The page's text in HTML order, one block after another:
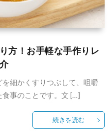
方！お手軽な手作りレ
細かくすりつぶして、咀嚼
事のことです。文 […]
続きを読む